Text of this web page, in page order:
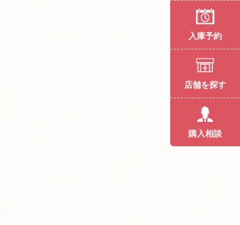
入庫予約
店舗を探す
購入相談